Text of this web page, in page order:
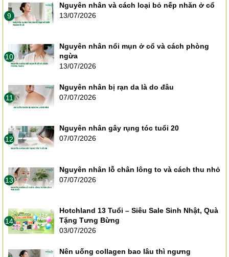
9
Nguyên nhân và cách loại bỏ nếp nhăn ở cổ
13/07/2026
10
Nguyên nhân nổi mụn ở cổ và cách phòng
ngừa
13/07/2026
11
Nguyên nhân bị rạn da là do đâu
07/07/2026
12
Nguyên nhân gây rụng tóc tuổi 20
07/07/2026
13
Nguyên nhân lỗ chân lông to và cách thu nhỏ
07/07/2026
14
Hotchland 13 Tuổi – Siêu Sale Sinh Nhật, Quà
Tặng Tưng Bừng
03/07/2026
Nên uống collagen bao lâu thì ngưng